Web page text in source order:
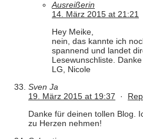
Ausreißerin
14. März 2015 at 21:21
Hey Meike,
nein, das kannte ich
spannend und landet
Lesewunschliste.
LG, Nicole
Sven Ja
19. März 2015 at 19:37 ·
Danke für deinen tollen Blog.
zu Herzen nehmen!